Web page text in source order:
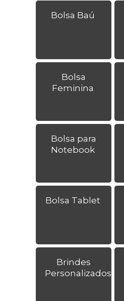
Bolsa Baú
Bolsa
Feminina
Bolsa para
Notebook
Bolsa Tablet
Brindes
Personalizados